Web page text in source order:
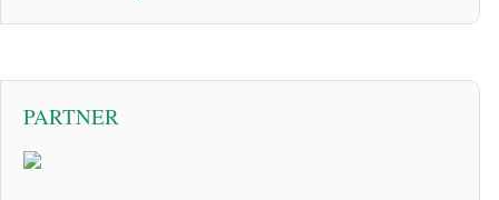
PARTNER